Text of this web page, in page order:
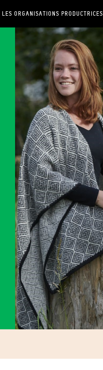
LES ORGANISATIONS PRODUCTRICES